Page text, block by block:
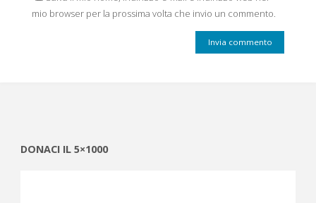
mio browser per la prossima volta che invio un commento.
DONACI IL 5×1000